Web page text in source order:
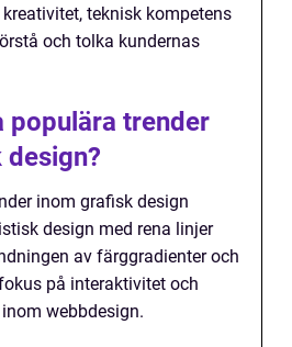
teknisk kompetens
och tolka kundernas
populära trender
inom grafisk design
design med rena linjer
av färggradienter och
på interaktivitet och
webbdesign.